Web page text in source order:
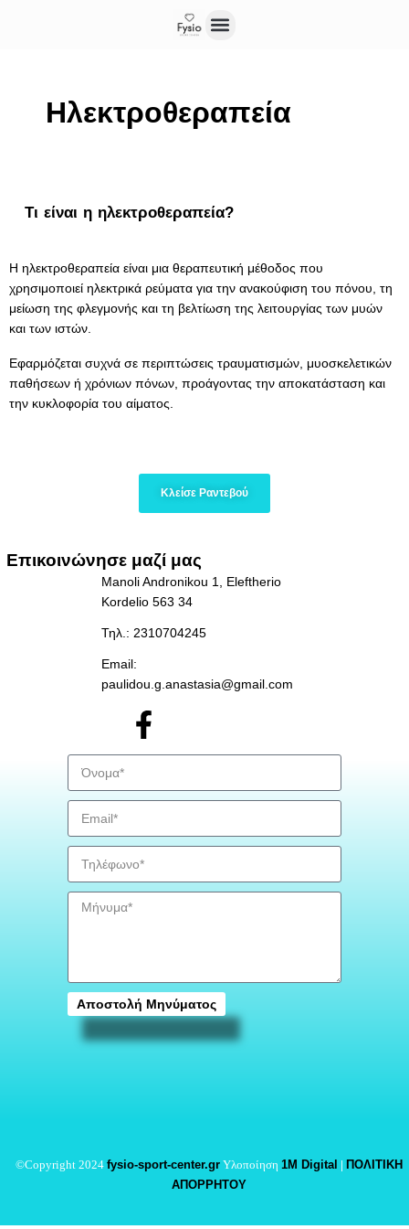
Ηλεκτροθεραπεία
Τι είναι η ηλεκτροθεραπεία?
Η ηλεκτροθεραπεία είναι μια θεραπευτική μέθοδος που
χρησιμοποιεί ηλεκτρικά ρεύματα για την ανακούφιση του πόνου, τη
μείωση της φλεγμονής και τη βελτίωση της λειτουργίας των μυών
και των ιστών.
Εφαρμόζεται συχνά σε περιπτώσεις τραυματισμών, μυοσκελετικών
παθήσεων ή χρόνιων πόνων, προάγοντας την αποκατάσταση και
την κυκλοφορία του αίματος.
Κλείσε Ραντεβού
Επικοινώνησε μαζί μας
Manoli Andronikou 1, Eleftherio
Kordelio 563 34
Τηλ.: 2310704245
Email:
paulidou.g.anastasia@gmail.com
Αποστολή Μηνύματος
©Copyright 2024 fysio-sport-center.grΥλοποίηση 1M Digital | ΠΟΛΙΤΙΚΗ
ΑΠΟΡΡΗΤΟΥ